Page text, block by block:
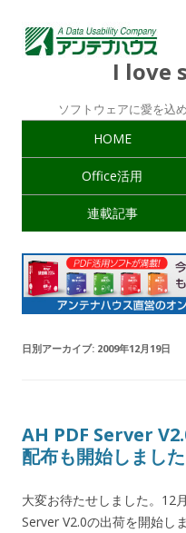
I love
ソフトウェアに愛を込
HOME
Office活用
連載記事
日別アーカイブ: 2009年12月19日
AH PDF Server
配布も開始しました
大変お待たせしました。12
Server V2.0の出荷を開始しま